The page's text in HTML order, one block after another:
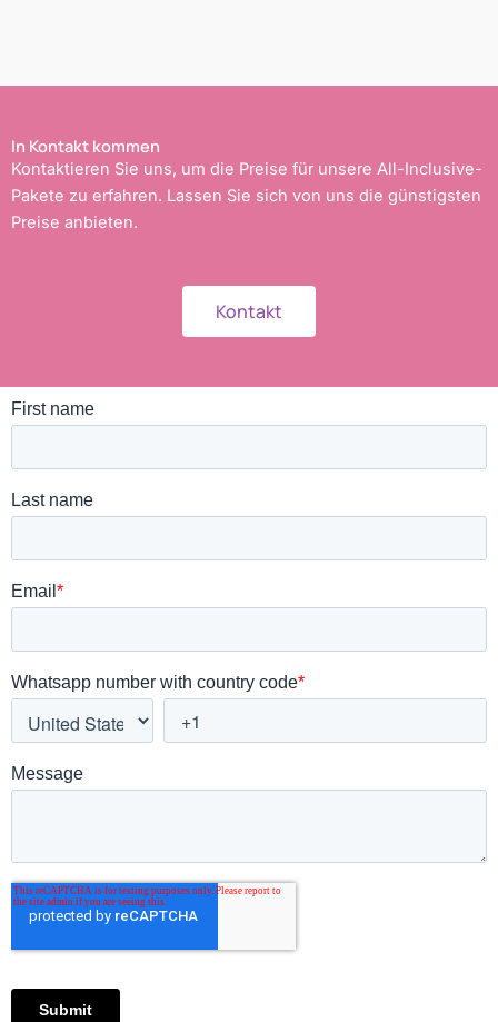
In Kontakt kommen
Kontaktieren Sie uns, um die Preise für unsere All-Inclusive-
Pakete zu erfahren. Lassen Sie sich von uns die günstigsten
Preise anbieten.
Kontakt